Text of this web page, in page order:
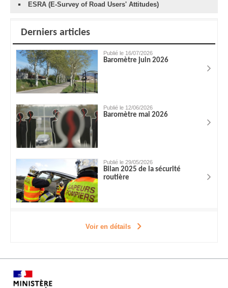
ESRA (E-Survey of Road Users' Attitudes)
Derniers articles
Publié le 16/07/2026
Baromètre juin 2026
Publié le 12/06/2026
Baromètre mai 2026
Publié le 29/05/2026
Bilan 2025 de la sécurité
routière
Voir en détails